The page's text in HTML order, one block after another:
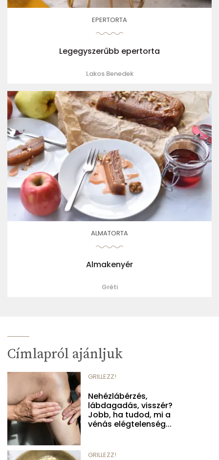
EPERTORTA
Legegyszerűbb epertorta
Lakos Benedek
ALMATORTA
Almakenyér
Gréti
Címlapról ajánljuk
GRILLEZZ!
Nehézlábérzés,
lábdagadás, visszér?
Jobb, ha tudod, mi a
vénás elégtelenség...
GRILLEZZ!